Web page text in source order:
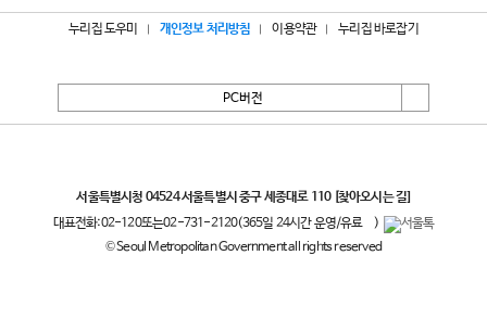
누리집 도우미 개인정보 처리방침 이용약관 누리집 바로잡기
PC버전
서울특별시청 04524 서울특별시 중구 세종대로 110 [찾아오시는 길]
대표전화:02-120또는02-731-2120(365일 24시간 운영/유료
)
© Seoul Metropolitan Government all rights reserved